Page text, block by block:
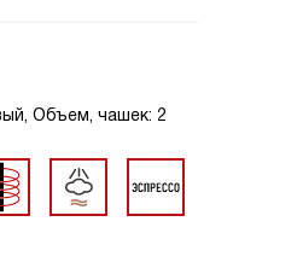
Объем, чашек: 2